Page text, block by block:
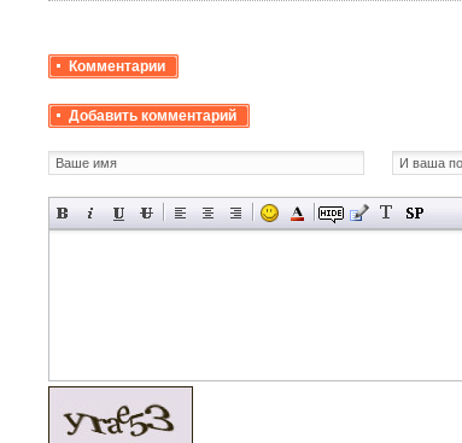
Комментарии
Добавить комментарий